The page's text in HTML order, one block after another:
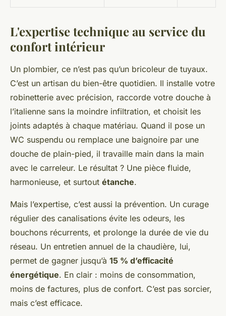
L'expertise technique au service du
confort intérieur
Un plombier, ce n’est pas qu’un bricoleur de tuyaux.
C’est un artisan du bien-être quotidien. Il installe votre
robinetterie avec précision, raccorde votre douche à
l’italienne sans la moindre infiltration, et choisit les
joints adaptés à chaque matériau. Quand il pose un
WC suspendu ou remplace une baignoire par une
douche de plain-pied, il travaille main dans la main
avec le carreleur. Le résultat ? Une pièce fluide,
harmonieuse, et surtout étanche.
Mais l’expertise, c’est aussi la prévention. Un curage
régulier des canalisations évite les odeurs, les
bouchons récurrents, et prolonge la durée de vie du
réseau. Un entretien annuel de la chaudière, lui,
permet de gagner jusqu’à 15 % d’efficacité
énergétique. En clair : moins de consommation,
moins de factures, plus de confort. C’est pas sorcier,
mais c’est efficace.